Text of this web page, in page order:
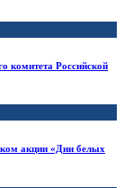
комитета Российской
акции «Дни белых